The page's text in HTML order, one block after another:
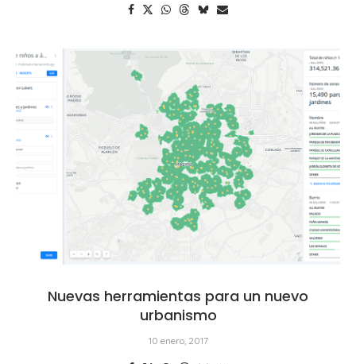
Nuevas herramientas para un nuevo
urbanismo
10 enero, 2017